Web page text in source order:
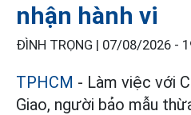
nhận hành vi
ĐÌNH TRỌNG | 07/08/2026 -
TPHCM - Làm việc với
Giao, người bảo mẫu